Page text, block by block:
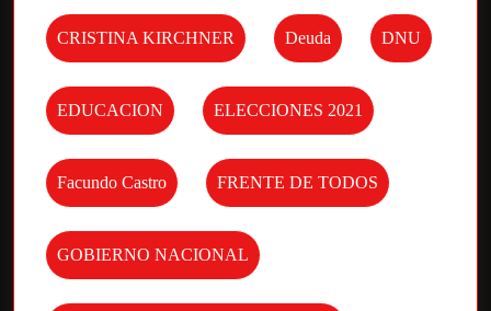
CRISTINA KIRCHNER Deuda DNU
EDUCACION ELECCIONES 2021
Facundo Castro FRENTE DE TODOS
GOBIERNO NACIONAL